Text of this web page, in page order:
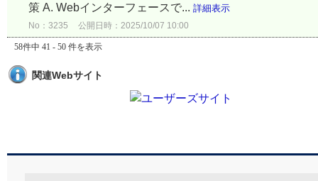
策 A. Webインターフェースで... 詳細表示
No：3235 公開日時：2025/10/07 10:00
58件中 41 - 50 件を表示
関連Webサイト